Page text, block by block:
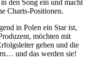
den Song ein und macht
Charts-Positionen.
in Polen ein Star ist,
möchten mit
gehen und die
und das werden sie!